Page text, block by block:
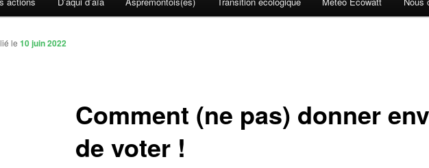
Comment (ne pas) donner
de voter !
le 10 juin 2022